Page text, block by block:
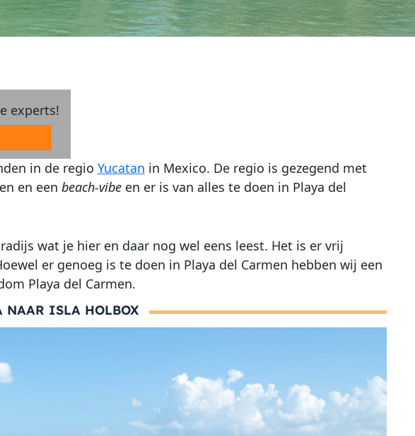
experts!
in de regio Yucatan in Mexico. De regio is gezegend met
en een beach-vibeen er is van alles te doen in Playa del
wat je hier en daar nog wel eens leest. Het is er vrij
er genoeg is te doen in Playa del Carmen hebben wij een
Playa del Carmen.
NAAR ISLA HOLBOX